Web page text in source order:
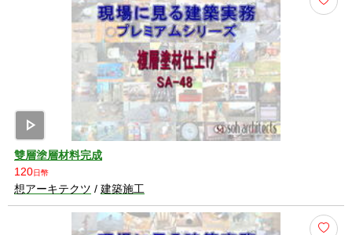
play_arrow
雙層塗層材料完成
120日幣
想アーキテクツ / 建築施工